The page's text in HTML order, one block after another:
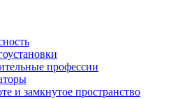
профессии
и замкнутое пространство